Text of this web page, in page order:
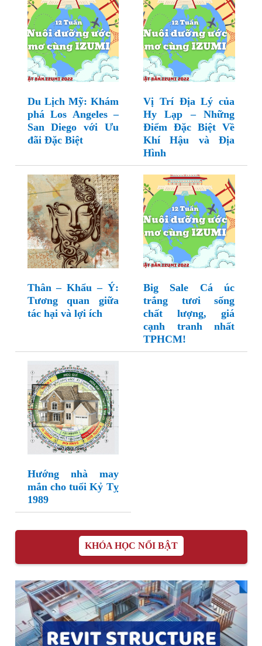
Du Lịch Mỹ: Khám
phá Los Angeles –
San Diego với Ưu
đãi Đặc Biệt
Vị Trí Địa Lý của
Hy Lạp – Những
Điểm Đặc Biệt Về
Khí Hậu và Địa
Hình
Thân – Khẩu – Ý:
Tương quan giữa
tác hại và lợi ích
Big Sale Cá úc
trắng tươi sống
chất lượng, giá
cạnh tranh nhất
TPHCM!
Hướng nhà may
mắn cho tuổi Kỷ Tỵ
1989
KHÓA HỌC NỔI BẬT